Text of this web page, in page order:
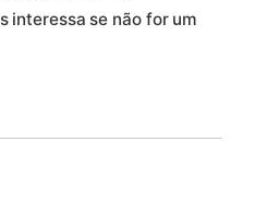
interessa se não for um